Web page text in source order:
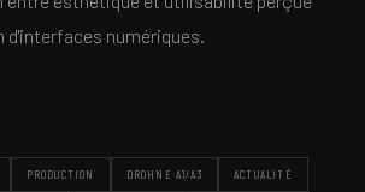
d'interfaces numériques.
PRODUCTION DROHNE A1/A3 ACTUALITÉ